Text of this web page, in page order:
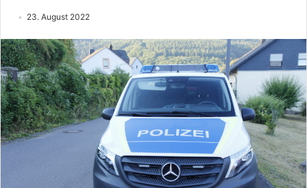
23. August 2022